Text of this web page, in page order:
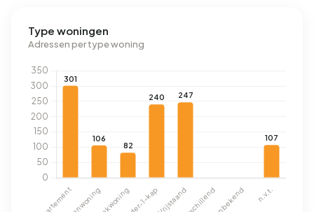
Type woningen
Adressen per type woning